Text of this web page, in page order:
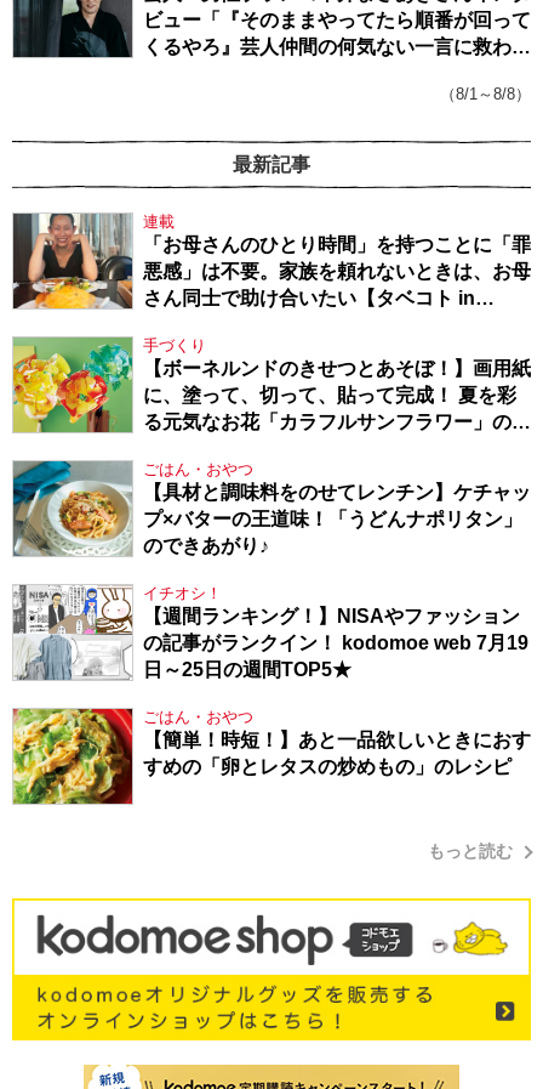
ビュー「『そのままやってたら順番が回って
くるやろ』芸人仲間の何気ない一言に救われ
（8/1～8/8）
最新記事
連載
「お母さんのひとり時間」を持つことに「罪
悪感」は不要。家族を頼れないときは、お母
さん同士で助け合いたい【タベコト in
手づくり
【ボーネルンドのきせつとあそぼ！】画用紙
に、塗って、切って、貼って完成！ 夏を彩
る元気なお花「カラフルサンフラワー」の作
ごはん・おやつ
【具材と調味料をのせてレンチン】ケチャッ
プ×バターの王道味！「うどんナポリタン」
のできあがり♪
イチオシ！
【週間ランキング！】NISAやファッション
の記事がランクイン！ kodomoe web 7月19
日～25日の週間TOP5★
ごはん・おやつ
【簡単！時短！】あと一品欲しいときにおす
すめの「卵とレタスの炒めもの」のレシピ
もっと読む